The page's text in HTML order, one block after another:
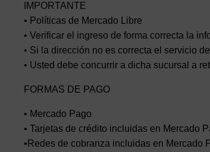
IMPORTANTE
• Políticas de Mercado Libre
• Verificar el ingreso de forma correcta la
• Si la dirección no es correcta el servicio
• Usted debe concurrir a dicha sucursal a
FORMAS DE PAGO
• Mercado Pago
• Tarjetas de crédito incluidas en Mercado
•Redes de cobranza incluidas en Mercado